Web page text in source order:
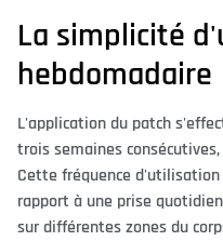
La simplicité
hebdomadaire
L'application du patch
trois semaines
Cette fréquence
rapport à une prise
sur différentes zones du